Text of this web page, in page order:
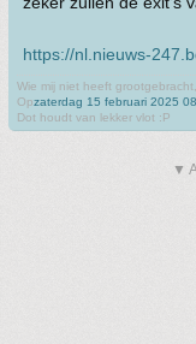
https://nl.nieuws-
Wie mij niet heeft
Opzaterdag 15 februari 2025
Dot houdt van lekker vlot :P
▼